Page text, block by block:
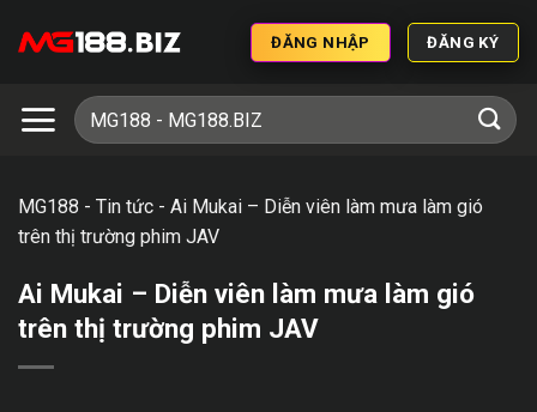
ĐĂNG NHẬP ĐĂNG KÝ
MG188 - Tin tức - Ai Mukai – Diễn viên làm mưa làm gió
trên thị trường phim JAV
Ai Mukai – Diễn viên làm mưa làm gió
trên thị trường phim JAV